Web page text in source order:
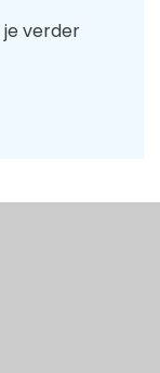
je verder